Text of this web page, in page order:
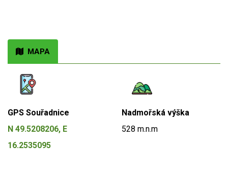
MAPA
GPS Souřadnice
N 49.5208206, E
16.2535095
Nadmořská výška
528 m.n.m